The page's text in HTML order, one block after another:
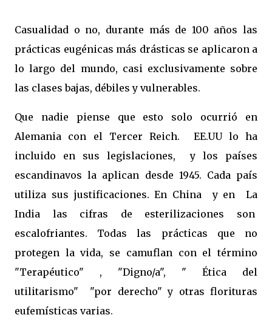
Casualidad o no, durante más de 100 años las
prácticas eugénicas más drásticas se aplicaron a
lo largo del mundo, casi exclusivamente sobre
las clases bajas, débiles y vulnerables.
Que nadie piense que esto solo ocurrió en
Alemania con el Tercer Reich. EE.UU lo ha
incluido en sus legislaciones, y los países
escandinavos la aplican desde 1945. Cada país
utiliza sus justificaciones. En China y en La
India las cifras de esterilizaciones son
escalofriantes. Todas las prácticas que no
protegen la vida, se camuflan con el término
"Terapéutico" , "Digno/a", " Ética del
utilitarismo" "por derecho" y otras florituras
eufemísticas varias.